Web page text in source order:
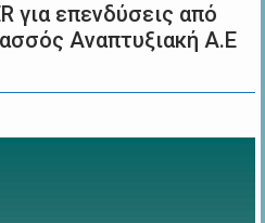
για επενδύσεις από
Αναπτυξιακή Α.Ε